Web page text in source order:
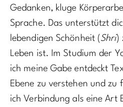
Gedanken, kluge
Sprache. Das unterstützt
lebendigen Schönheit (Shri)
Leben ist. Im Studium der
ich meine Gabe entdeckt
Ebene zu verstehen und zu
ich Verbindung als eine Art